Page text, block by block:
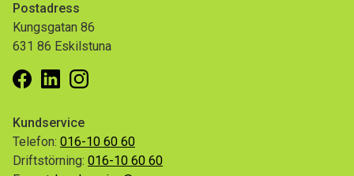
Postadress
Kungsgatan 86
631 86 Eskilstuna
Facebook
LinkedinInstagram
Kundservice
Telefon: 016-10 60 60
Driftstörning: 016-10 60 60